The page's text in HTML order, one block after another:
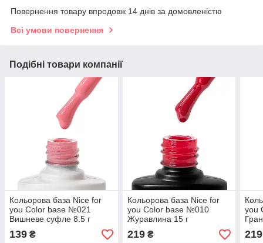
Повернення товару впродовж 14 днів за домовленістю
Всі умови повернення
Подібні товари компанії
Кольорова база Nice for
you Color base №021
Вишневе суфле 8.5 г
139 ₴
Кольорова база Nice for
you Color base №010
Журавлина 15 г
219₴
you
219